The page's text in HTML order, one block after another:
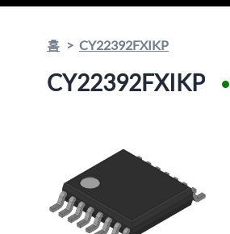
홈 CY22392FXIKP
CY22392FXIKP